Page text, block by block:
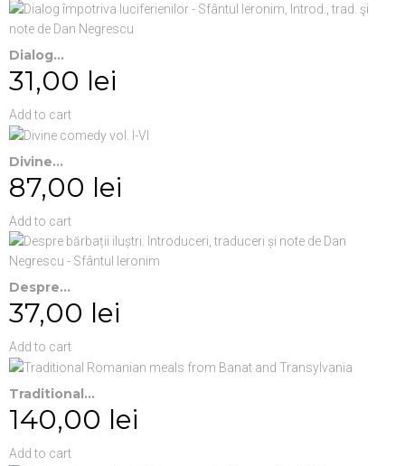
Dialog...
31,00 lei
Add to cart
Divine...
87,00 lei
Add to cart
Despre...
37,00 lei
Add to cart
Traditional...
140,00 lei
Add to cart